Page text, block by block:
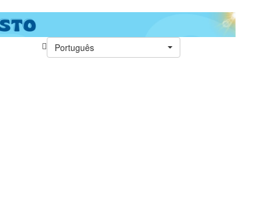
Português